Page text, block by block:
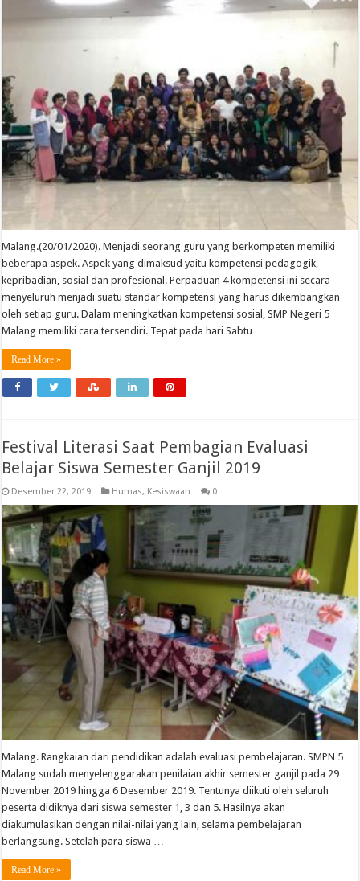
Malang.(20/01/2020). Menjadi seorang guru yang berkompeten memiliki
beberapa aspek. Aspek yang dimaksud yaitu kompetensi pedagogik,
kepribadian, sosial dan profesional. Perpaduan 4 kompetensi ini secara
menyeluruh menjadi suatu standar kompetensi yang harus dikembangkan
oleh setiap guru. Dalam meningkatkan kompetensi sosial, SMP Negeri 5
Malang memiliki cara tersendiri. Tepat pada hari Sabtu …
Read More »
Festival Literasi Saat Pembagian Evaluasi
Belajar Siswa Semester Ganjil 2019
Desember 22, 2019 Humas, Kesiswaan 0
Malang. Rangkaian dari pendidikan adalah evaluasi pembelajaran. SMPN 5
Malang sudah menyelenggarakan penilaian akhir semester ganjil pada 29
November 2019 hingga 6 Desember 2019. Tentunya diikuti oleh seluruh
peserta didiknya dari siswa semester 1, 3 dan 5. Hasilnya akan
diakumulasikan dengan nilai-nilai yang lain, selama pembelajaran
berlangsung. Setelah para siswa …
Read More »